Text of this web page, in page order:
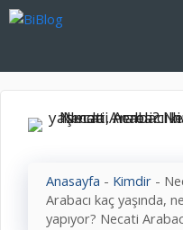
İçeriğe
Anasayfa - Kimdir -
Arabacı kaç yaşında,
yapıyor? Necati